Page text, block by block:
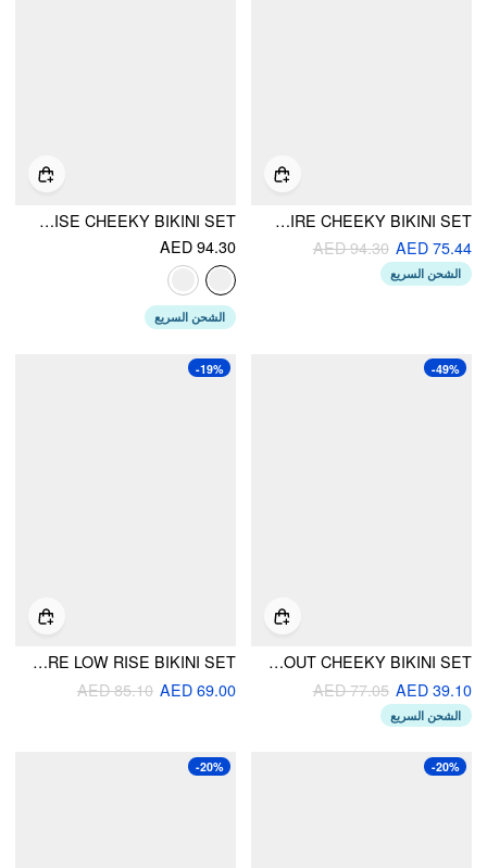
SWEETHEART NECK FLORAL RUCHED UNDERWIRE CHEEKY BIKINI SET
AED 75.44
AED 94.30
الشحن السريع
SWEETHEART FLORAL LACE UP LOW RISE CHEEKY BIKINI SET
AED 94.30
الشحن السريع
-49%
HALTER NECKLINE FLORAL CRISS CROSS CUT OUT CHEEKY BIKINI SET
AED 39.10
AED 77.05
الشحن السريع
-19%
SWEETHEART FLORAL RUFFLE TRIM UNDERWIRE LOW RISE BIKINI SET
AED 69.00
AED 85.10
-20%
-20%